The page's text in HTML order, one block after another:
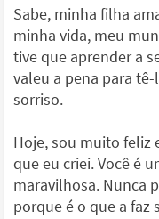
Sabe, minha filha
minha vida, meu
tive que aprender a
valeu a pena para
sorriso.
Hoje, sou muito
que eu criei. Você é
maravilhosa. Nunca
porque é o que a faz